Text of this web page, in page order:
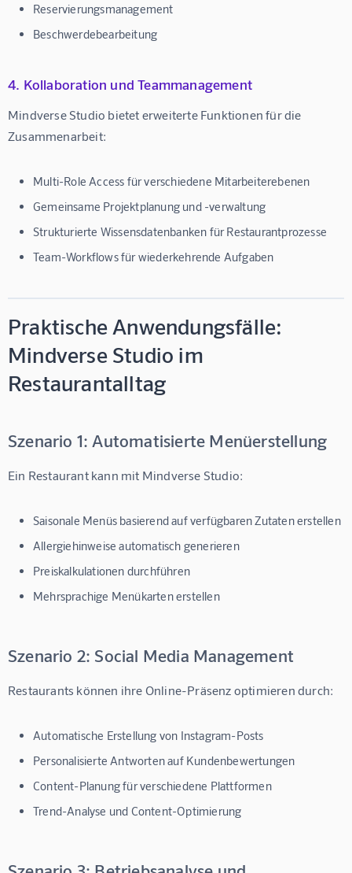
Reservierungsmanagement
Beschwerdebearbeitung
4. Kollaboration und Teammanagement
Mindverse Studio bietet erweiterte Funktionen für die
Zusammenarbeit:
Multi-Role Access für verschiedene Mitarbeiterebenen
Gemeinsame Projektplanung und -verwaltung
Strukturierte Wissensdatenbanken für Restaurantprozesse
Team-Workflowsfür wiederkehrende Aufgaben
Praktische Anwendungsfälle:
Mindverse Studio im
Restaurantalltag
Szenario 1: Automatisierte Menüerstellung
Ein Restaurant kann mit Mindverse Studio:
Saisonale Menüs basierend auf verfügbaren Zutaten erstellen
Allergiehinweise automatisch generieren
Preiskalkulationen durchführen
Mehrsprachige Menükarten erstellen
Szenario 2: Social Media Management
Restaurants können ihre Online-Präsenz optimieren durch:
Automatische Erstellung von Instagram-Posts
Personalisierte Antworten auf Kundenbewertungen
Content-Planung für verschiedene Plattformen
Trend-Analyse und Content-Optimierung